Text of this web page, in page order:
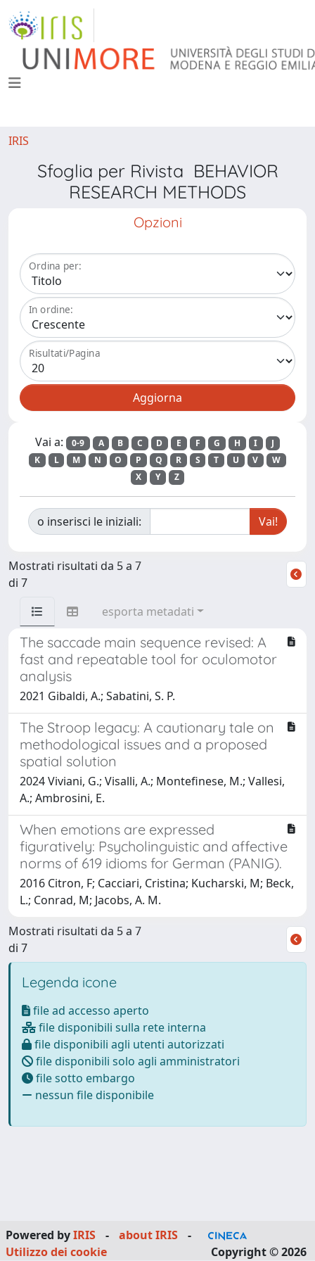
IRIS
Sfoglia per Rivista BEHAVIOR
RESEARCH METHODS
Opzioni
Ordina per:
In ordine:
Risultati/Pagina
Vai a: 0-9 A B C D E F G H I
J
K
L M N O P Q R S T U V
W
X
Y Z
o inserisci le iniziali:
Mostrati risultati da 5 a 7
di 7
esporta metadati
The saccade main sequence revised: A
fast and repeatable tool for oculomotor
analysis
2021 Gibaldi, A.; Sabatini, S. P.
The Stroop legacy: A cautionary tale on
methodological issues and a proposed
spatial solution
2024 Viviani, G.; Visalli, A.; Montefinese, M.; Vallesi,
A.; Ambrosini, E.
When emotions are expressed
figuratively: Psycholinguistic and affective
norms of 619 idioms for German (PANIG).
2016 Citron, F; Cacciari, Cristina; Kucharski, M; Beck,
L.; Conrad, M; Jacobs, A. M.
Mostrati risultati da 5 a 7
di 7
Legenda icone
file ad accesso aperto
file disponibili sulla rete interna
file disponibili agli utenti autorizzati
file disponibili solo agli amministratori
file sotto embargo
nessun file disponibile
Powered byIRIS - about IRIS
-
Utilizzo dei cookie
Copyright © 2026